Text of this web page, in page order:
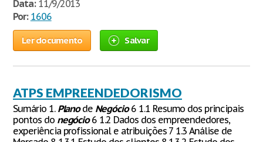
Data:11/9/2013
Por: 1606
Ler documento Salvar
ATPS EMPREENDEDORISMO
Sumário 1. Planode Negócio6 1.1 Resumo dos principais
pontos do negócio6 1.2 Dados dos empreendedores,
experiência profissional e atribuições 7 1.3 Análise de